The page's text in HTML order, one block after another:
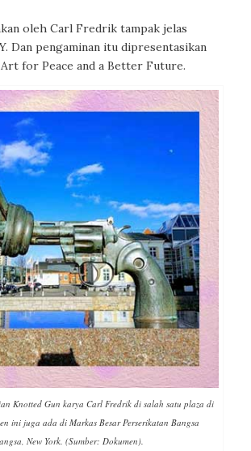
oleh Carl Fredrik tampak jelas
Dan pengaminan itu dipresentasikan
for Peace and a Better Future.
Knotted Gun karya Carl Fredrik di salah satu plaza di
ini juga ada di Markas Besar Perserikatan Bangsa
New York. (Sumber: Dokumen).